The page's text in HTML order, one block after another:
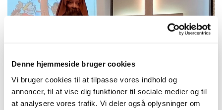
Denne hjemmeside bruger cookies
Vi bruger cookies til at tilpasse vores indhold og
annoncer, til at vise dig funktioner til sociale medier og til
at analysere vores trafik. Vi deler også oplysninger om